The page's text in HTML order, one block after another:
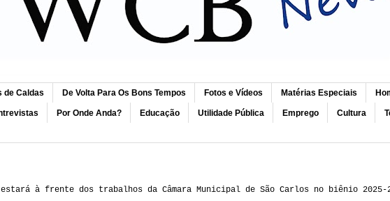
de Caldas De Volta Para Os Bons Tempos Fotos e Vídeos Matérias Especiais
Por Onde Anda? Educação Utilidade Pública Emprego Cultura
estará à frente dos trabalhos da Câmara Municipal de São Carlos no biênio 2025-